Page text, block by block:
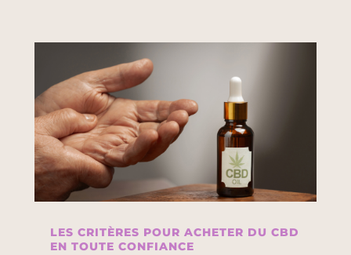
LES CRITÈRES POUR ACHETER DU CBD
EN TOUTE CONFIANCE